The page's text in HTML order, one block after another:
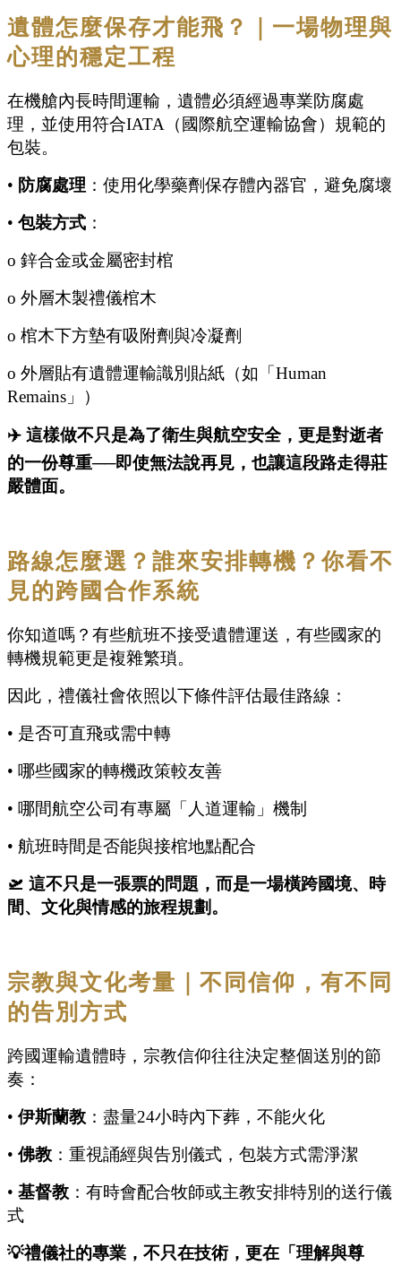
遺體怎麼保存才能飛？｜一場物理與
心理的穩定工程
在機艙內長時間運輸，遺體必須經過專業防腐處
理，並使用符合IATA（國際航空運輸協會）規範的
包裝。
• 防腐處理 ：使用化學藥劑保存體內器官，避免腐壞
• 包裝方式 ：
o 鋅合金或金屬密封棺
o 外層木製禮儀棺木
o 棺木下方墊有吸附劑與冷凝劑
o 外層貼有遺體運輸識別貼紙（如「Human
Remains」）
✈️ 這樣做不只是為了衛生與航空安全，更是對逝者
的一份尊重──即使無法說再見，也讓這段路走得莊
嚴體面。
路線怎麼選？誰來安排轉機？你看不
見的跨國合作系統
你知道嗎？有些航班不接受遺體運送，有些國家的
轉機規範更是複雜繁瑣。
因此，禮儀社會依照以下條件評估最佳路線：
• 是否可直飛或需中轉
• 哪些國家的轉機政策較友善
• 哪間航空公司有專屬「人道運輸」機制
• 航班時間是否能與接棺地點配合
🛫 這不只是一張票的問題，而是一場橫跨國境、時
間、文化與情感的旅程規劃。
宗教與文化考量｜不同信仰，有不同
的告別方式
跨國運輸遺體時，宗教信仰往往決定整個送別的節
奏：
• 伊斯蘭教 ：盡量24小時內下葬，不能火化
• 佛教 ：重視誦經與告別儀式，包裝方式需淨潔
• 基督教 ：有時會配合牧師或主教安排特別的送行儀
式
💡禮儀社的專業，不只在技術，更在「理解與尊